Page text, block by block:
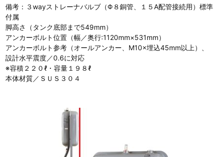
備考：３wayストレーナバルブ（Φ８銅管、１５A配管接続用）標準
付属
脚高さ（タンク底部まで549mm）
アンカーボルト位置（幅／奥行:1120mm×531mm）
アンカーボルト参考（オールアンカー、M10×埋込45mm以上）、
設計水平震度／0.6に対応
※容積２２０ℓ・容量１９８ℓ
本体材質／ＳＵＳ３０４